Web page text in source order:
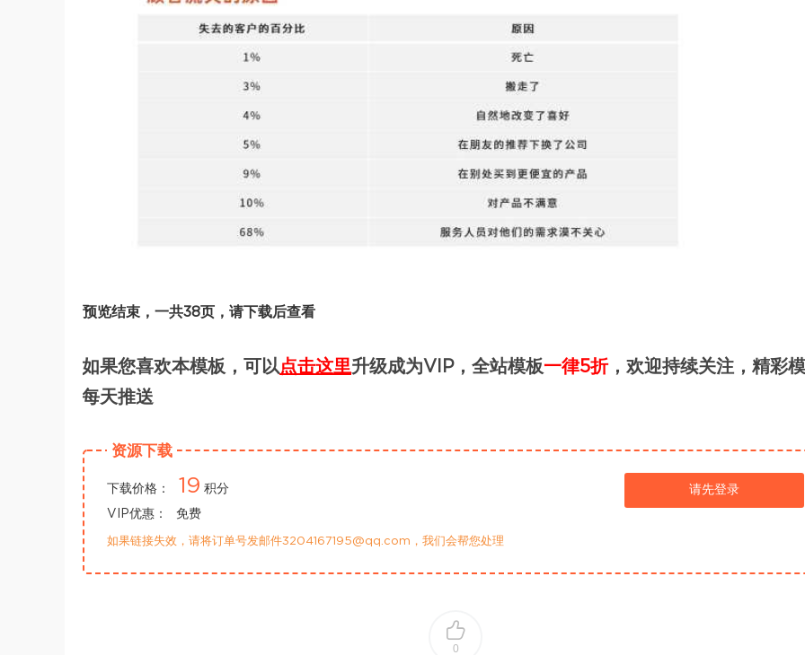
预览结束，一共38页，请下载后查看
如果您喜欢本模板，可以点击这里升级成为VIP，全站模板一律5折，欢迎持续关注，精彩
每天推送
资源下载
下载价格： 19 积分
VIP优惠：
免费
请先登录
如果链接失效，请将订单号发邮件3204167195@qq.com，我们会帮您处理
0